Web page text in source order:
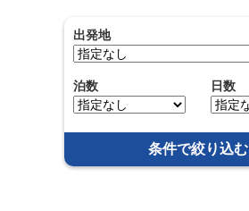
出発地
泊数 日数
条件で絞り込む